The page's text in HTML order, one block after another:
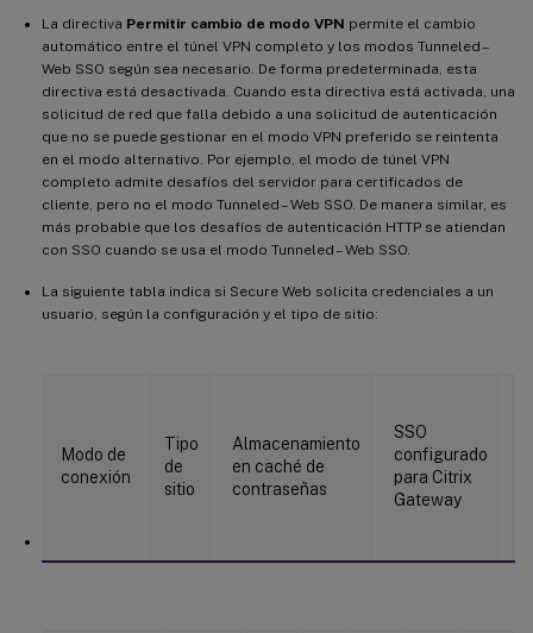
La directiva Permitir cambio de modo VPN permite el cambio
automático entre el túnel VPN completo y los modos Tunneled –
Web SSO según sea necesario. De forma predeterminada, esta
directiva está desactivada. Cuando esta directiva está activada, una
solicitud de red que falla debido a una solicitud de autenticación
que no se puede gestionar en el modo VPN preferido se reintenta
en el modo alternativo. Por ejemplo, el modo de túnel VPN
completo admite desafíos del servidor para certificados de
cliente, pero no el modo Tunneled – Web SSO. De manera similar, es
más probable que los desafíos de autenticación HTTP se atiendan
con SSO cuando se usa el modo Tunneled – Web SSO.
La siguiente tabla indica si Secure Web solicita credenciales a un
usuario, según la configuración y el tipo de sitio:
Modo de
conexión
Tipo
de
sitio
Almacenamiento
en caché de
contraseñas
SSO
configurado
para Citrix
Gateway